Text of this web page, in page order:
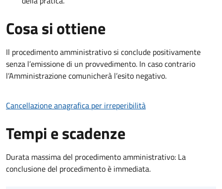
Cosa si ottiene
Il procedimento amministrativo si conclude positivamente
senza l’emissione di un provvedimento. In caso contrario
l’Amministrazione comunicherà l’esito negativo.
Cancellazione anagrafica per irreperibilità
Tempi e scadenze
Durata massima del procedimento amministrativo: La
conclusione del procedimento è immediata.